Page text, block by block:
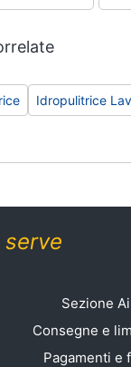
Idropulitrice
serve
Sezione
Consegne e
Pagamenti e